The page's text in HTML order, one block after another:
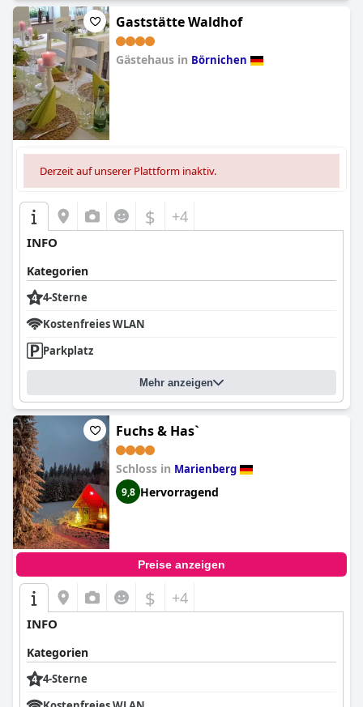
Gaststätte Waldhof
Gästehaus in Börnichen
Derzeit auf unserer Plattform inaktiv.
$ +4
INFO
Kategorien
4-Sterne
Kostenfreies WLAN
Parkplatz
Mehr anzeigen
Fuchs & Has`
Schloss in Marienberg
9,8 Hervorragend
Preise anzeigen
$ +4
INFO
Kategorien
4-Sterne